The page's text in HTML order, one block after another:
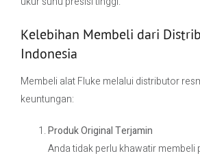
Kelebihan Membeli dari
Indonesia
Membeli alat Fluke melalui distributor
keuntungan:
Produk Original Terjamin
Anda tidak perlu khawatir membeli